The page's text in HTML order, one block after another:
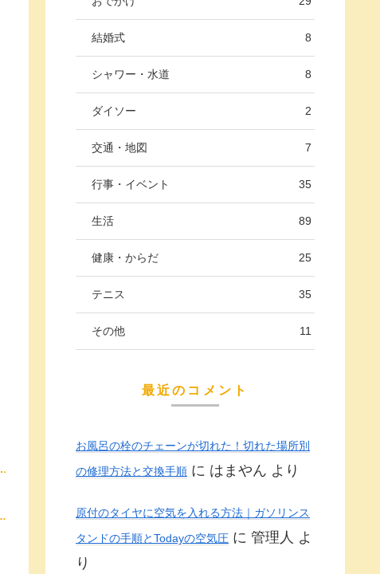
結婚式 8
シャワー・水道 8
ダイソー 2
交通・地図 7
行事・イベント 35
生活 89
健康・からだ 25
テニス 35
その他 11
最近のコメント
お風呂の栓のチェーンが切れた！切れた場所別
の修理方法と交換手順 に はまやん より
原付のタイヤに空気を入れる方法｜ガソリンス
タンドの手順とTodayの空気圧 に 管理人 よ
り